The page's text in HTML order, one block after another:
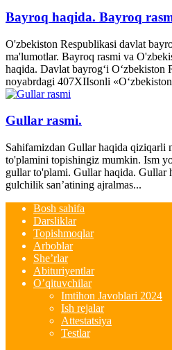
Bayroq haqida. Bayroq
O'zbekiston Respublikasi davlat
ma'lumotlar. Bayroq rasmi va
haqida. Davlat bayrog‘i
noyabrdagi 407­XII­sonli
Gullar rasmi.
Sahifamizdan Gullar haqida qiziqarli
to'plamini topishingiz mumkin. Ism
gullar to'plami. Gullar haqida. Gullar
gulchilik san’atining ajralmas...
Bosh sahifa
Darsliklar
Topishmoqlar
Arboblar
She’rlar
Abituriyentlar
O’qituvchilar
Imtihon Javoblari 2024
Ish rejalar
Attestatsiya
Testlar